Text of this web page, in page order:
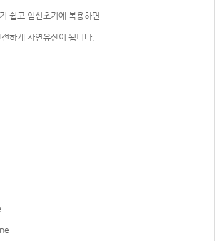
쉽고 임신초기에 복용하면
하게 자연유산이 됩니다.